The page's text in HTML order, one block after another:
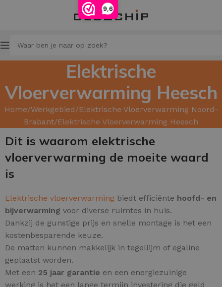
9,6
Elektrische
Vloerverwarming Heesch
Home Werkgebied Elektrische Vloerverwarming Noord-
Brabant Elektrische Vloerverwarming Heesch
Dit is waarom elektrische
vloerverwarming de moeite waard
is
Elektrische vloerverwarming biedt efficiënte hoofd- en
bijverwarming voor diverse ruimtes in huis.
Dankzij de gunstige prijs en snelle montage is het een
kostenbesparende keuze.
De matten kunnen makkelijk in tegellijm of egaline
geplaatst worden.
Met een 25 jaar garantie en een energiezuinige
werking is het een lange termijn investering die geld